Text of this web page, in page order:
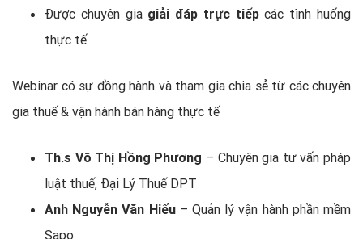
Được chuyên gia giải đáp trực tiếpcác tình huống
thực tế
Webinar có sự đồng hành và tham gia chia sẻ từ các chuyên
gia thuế & vận hành bán hàng thực tế
Th.s Võ Thị Hồng Phương – Chuyên gia tư vấn pháp
luật thuế, Đại Lý Thuế DPT
Anh Nguyễn Văn Hiếu– Quản lý vận hành phần mềm
Sapo